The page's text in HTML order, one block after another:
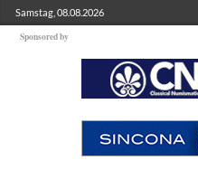
Samstag, 08.08.2026
Sponsored by